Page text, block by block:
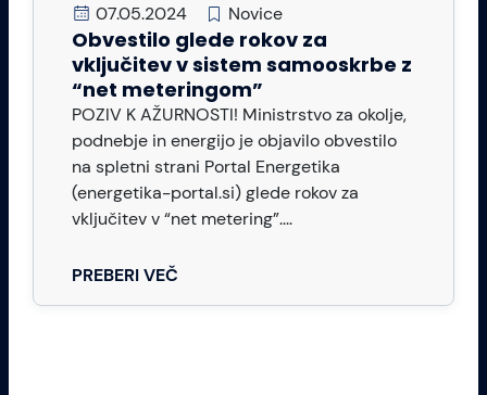
07.05.2024 Novice
Obvestilo glede rokov za
vključitev v sistem samooskrbe z
“net meteringom”
POZIV K AŽURNOSTI! Ministrstvo za okolje,
podnebje in energijo je objavilo obvestilo
na spletni strani Portal Energetika
(energetika-portal.si) glede rokov za
vključitev v “net metering”....
PREBERI VEČ